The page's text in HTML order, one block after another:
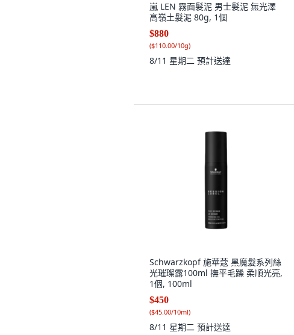
嵐 LEN 霧面髮泥 男士髮泥 無光澤
高嶺土髮泥 80g, 1個
$880
($110.00/10g)
8/11 星期二 預計送達
Schwarzkopf 施華蔻 黑魔髮系列絲
光璀璨露100ml 撫平毛躁 柔順光亮,
1個, 100ml
$450
($45.00/10ml)
8/11 星期二 預計送達